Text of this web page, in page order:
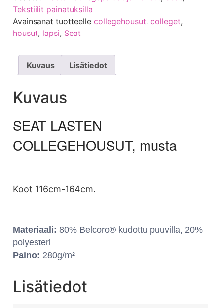
Tekstiilit painatuksilla
Avainsanat tuotteelle collegehousut, colleget,
housut, lapsi, Seat
Kuvaus Lisätiedot
Kuvaus
SEAT LASTEN
COLLEGEHOUSUT, musta
Koot 116cm-164cm.
Materiaali: 80% Belcoro® kudottu puuvilla, 20%
polyesteri
Paino: 280g/m²
Lisätiedot